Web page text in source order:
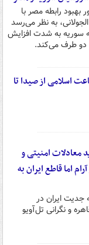
بهبود رابطه مصر با
به نظر می‌رسد
به شدت افزایش
دو طرف می‌کند.
جماعت اسلامی از صیدا تا
معادلات امنیتی و
اما قاطع ایران به
جدیت ایران در
و نگرانی تل‌آویو